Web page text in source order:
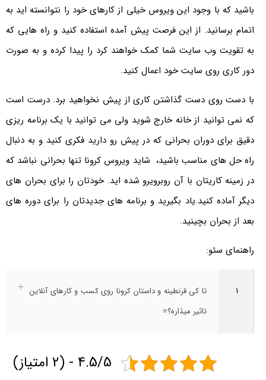
باشید که با وجود این ویروس خیلی از کارهای خود را نتوانسته اید به
اتمام برسانید. از این فرصت پیش آمده استفاده کنید و راه هایی که
به تقویت وب سایت شما کمک خواهند کرد را پیدا کرده و به صورت
دور کاری روی سایت خود اعمال کنید.
با دست روی دست گذاشتن کاری از پیش نخواهید برد. درست است
که نمی توانید از خانه خارج شوید ولی می توانید با یک برنامه ریزی
دقیق برای دوران بحرانی که در پیش رو دارید فکری کنید و به دنبال
راه حل های مناسب باشید، شاید ویروس کرونا تنها بحرانی نباشد که
در زمینه کاریتان با آن روبرویرو شده اید. خودتان را برای بحران های
دیگر آماده کنید.یاد بگیرید و برنامه های جدیدتان را برای دوره های
بعد از بحران بچینید.
راهنمای سئو:
تا کی قرنطینه و داستان کرونا روی کسب و کارهای آنلاین
تاثیر میذاره؟⭐
4.5/5 - (2 امتیاز)